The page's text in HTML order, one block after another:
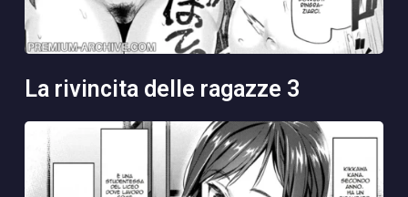
la rivincita delle ragazze 3